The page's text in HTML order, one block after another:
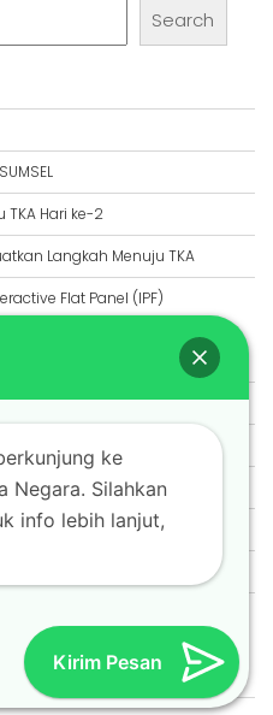
Search
TKA Hari ke-2
Langkah Menuju TKA
Flat Panel (IPF)
Kirim Pesan
ke
Negara. Silahkan
info lebih lanjut,